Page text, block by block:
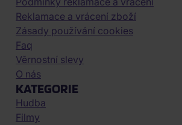
Reklamace a vrácení zboží
Zásady používání cookies
Faq
Věrnostní slevy
O nás
KATEGORIE
Hudba
Filmy